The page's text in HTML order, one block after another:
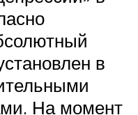
в
На момент